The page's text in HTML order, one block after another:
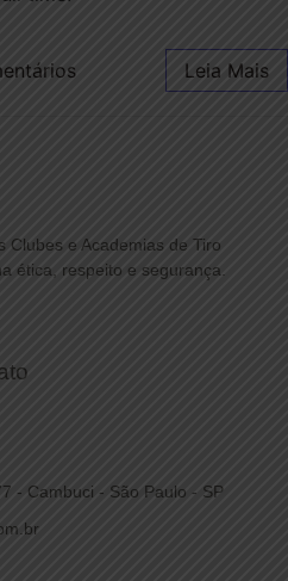
Leia Mais
Clubes e Academias de Tiro
ética, respeito e segurança.
- Cambuci - São Paulo - SP